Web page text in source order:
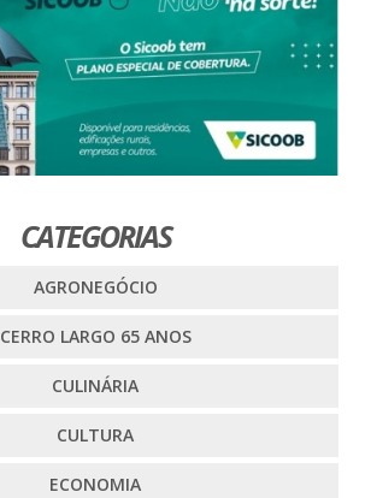
CATEGORIAS
AGRONEGÓCIO
CERRO LARGO 65 ANOS
CULINÁRIA
CULTURA
ECONOMIA